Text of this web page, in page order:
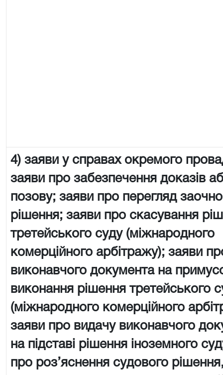
4) заяви у справах окремого
заяви про забезпечення доказів
позову; заяви про перегляд
рішення; заяви про скасування
третейського суду (міжнародного
комерційного арбітражу); заяви
виконавчого документа на
виконання рішення третейського
(міжнародного комерційного
заяви про видачу виконавчого
на підставі рішення іноземного
про роз’яснення судового